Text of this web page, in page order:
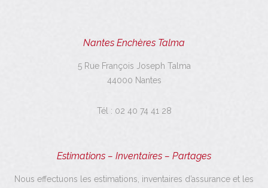
Nantes Enchères Talma
5 Rue François Joseph Talma
44000 Nantes
Tél : 02 40 74 41 28
Estimations – Inventaires – Partages
Nous effectuons les estimations, inventaires d’assurance et les